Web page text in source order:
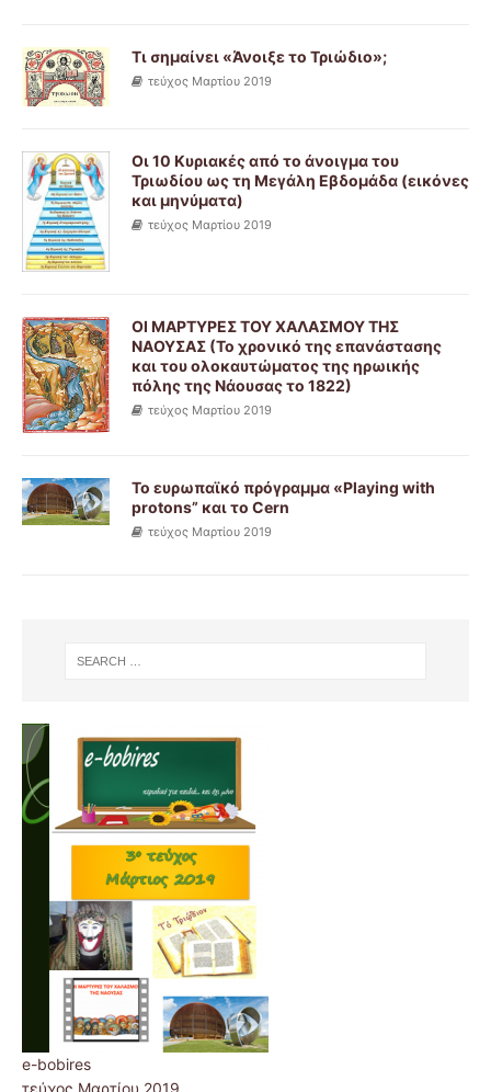
Τι σημαίνει «Άνοιξε το Τριώδιο»;
τεύχος Μαρτίου 2019
Οι 10 Κυριακές από το άνοιγμα του
Τριωδίου ως τη Μεγάλη Εβδομάδα (εικόνες
και μηνύματα)
τεύχος Μαρτίου 2019
ΟΙ ΜΑΡΤΥΡΕΣ ΤΟΥ ΧΑΛΑΣΜΟΥ ΤΗΣ
ΝΑΟΥΣΑΣ (Το χρονικό της επανάστασης
και του ολοκαυτώματος της ηρωικής
πόλης της Νάουσας το 1822)
τεύχος Μαρτίου 2019
Το ευρωπαϊκό πρόγραμμα «Playing with
protons” και το Cern
τεύχος Μαρτίου 2019
e-bobires